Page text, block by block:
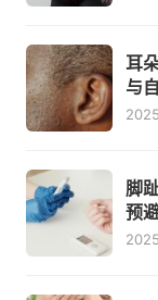
耳
与
脚
预